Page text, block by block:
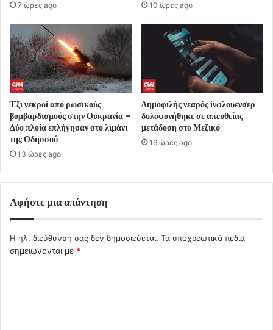
7 ώρες ago 10 ώρες ago
Έξι νεκροί από ρωσικούς
βομβαρδισμούς στην Ουκρανία –
Δύο πλοία επλήγησαν στο λιμάνι
της Οδησσού
13 ώρες ago
Δημοφιλής νεαρός ίνφλουενσερ
δολοφονήθηκε σε απευθείας
μετάδοση στο Μεξικό
16 ώρες ago
Αφήστε μια απάντηση
Η ηλ. διεύθυνση σας δεν δημοσιεύεται. Τα υποχρεωτικά πεδία
σημειώνονται με *